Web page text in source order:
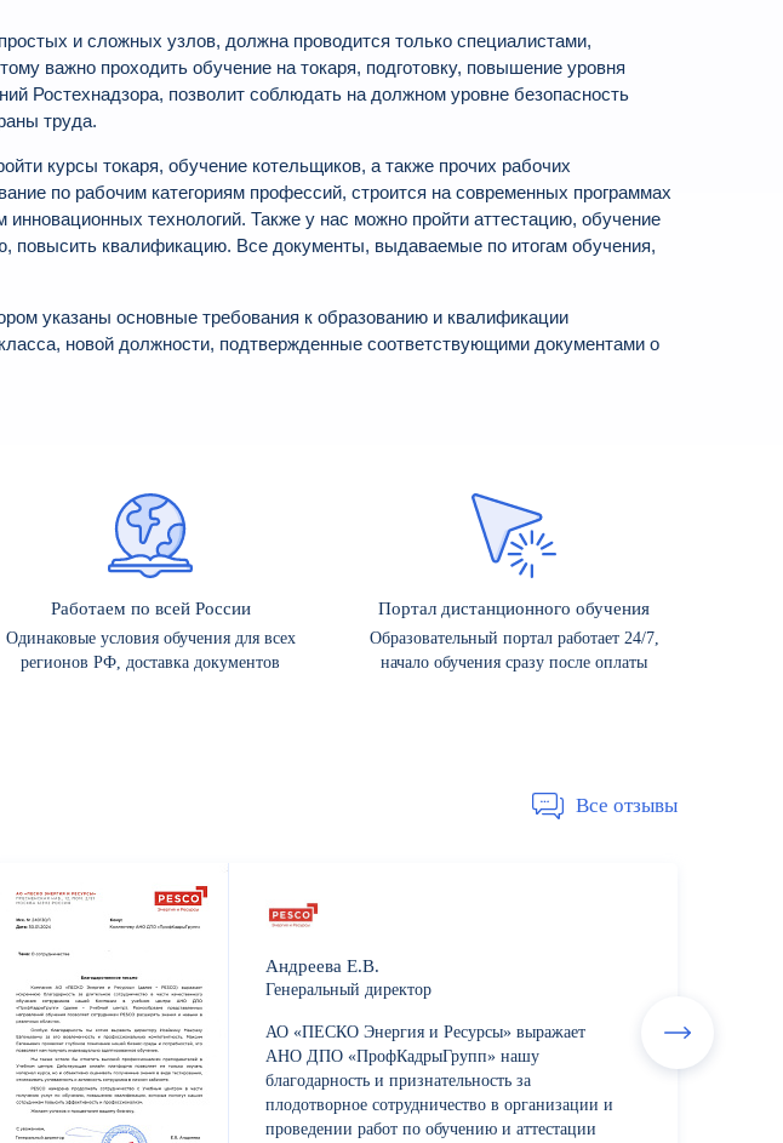
и сложных узлов, должна проводится только специалистами,
важно проходить обучение на токаря, подготовку, повышение уровня
Ростехнадзора, позволит соблюдать на должном уровне безопасность
труда.
курсы токаря, обучение котельщиков, а также прочих рабочих
по рабочим категориям профессий, строится на современных программах
технологий. Также у нас можно пройти аттестацию, обучение
повысить квалификацию. Все документы, выдаваемые по итогам обучения,
указаны основные требования к образованию и квалификации
новой должности, подтвержденные соответствующими документами о
Работаем по всей России
Одинаковые условия обучения для всех
регионов РФ, доставка документов
Портал дистанционного обучения
Образовательный портал работает 24/7,
начало обучения сразу после оплаты
Все отзывы
Андреева Е.В.
Генеральный директор
АО «ПЕСКО Энергия и Ресурсы» выражает
АНО ДПО «ПрофКадрыГрупп» нашу
благодарность и признательность за
плодотворное сотрудничество в организации и
проведении работ по обучению и аттестации